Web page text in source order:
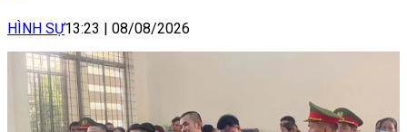
HÌNH SỰ13:23 08/08/2026